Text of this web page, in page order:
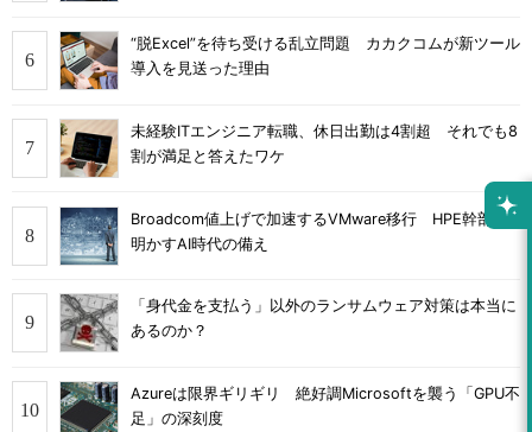
“脱Excel”を待ち受ける乱立問題 カカクコムが新ツール
導入を見送った理由
未経験ITエンジニア転職、休日出勤は4割超 それでも8
割が満足と答えたワケ
Broadcom値上げで加速するVMware移行 HPE幹部が
明かすAI時代の備え
「身代金を支払う」以外のランサムウェア対策は本当に
あるのか？
Azureは限界ギリギリ 絶好調Microsoftを襲う「GPU不
足」の深刻度